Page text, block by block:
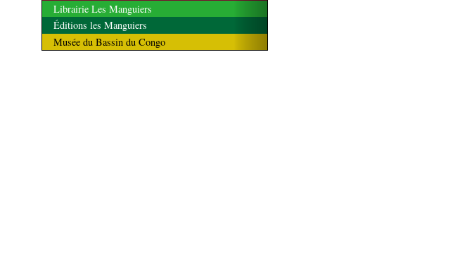
Librairie Les Manguiers
Éditions les Manguiers
Musée du Bassin du Congo